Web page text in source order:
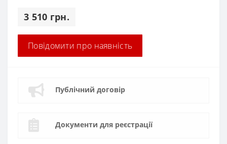
3 510 грн.
Повідомити про наявність
Публічний договір
Документи для реєстрації